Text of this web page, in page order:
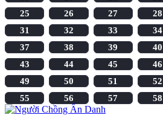
25
26 27 28
31
32 33 34
37
38 39 40
43
44 45 46
49
50 51 52
55
56 57 58